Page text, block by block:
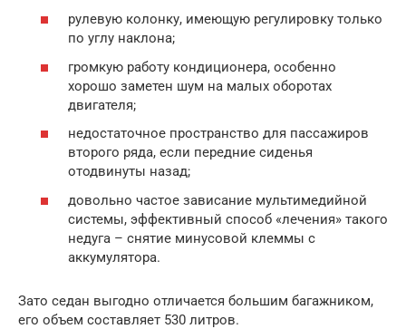
рулевую колонку, имеющую регулировку только
по углу наклона;
громкую работу кондиционера, особенно
хорошо заметен шум на малых оборотах
двигателя;
недостаточное пространство для пассажиров
второго ряда, если передние сиденья
отодвинуты назад;
довольно частое зависание мультимедийной
системы, эффективный способ «лечения» такого
недуга – снятие минусовой клеммы с
аккумулятора.
Зато седан выгодно отличается большим багажником,
его объем составляет 530 литров.